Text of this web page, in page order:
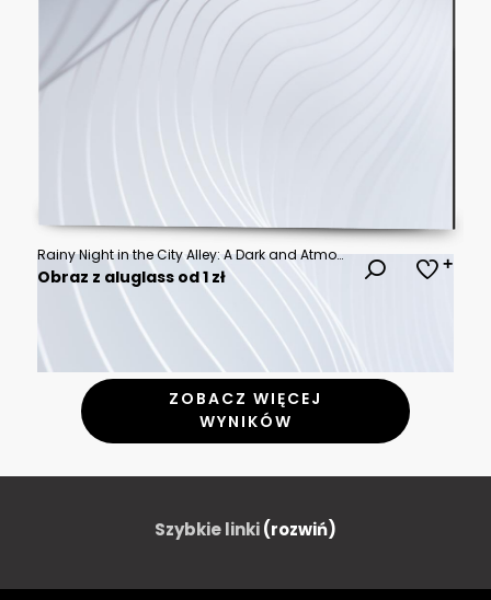
Rainy Night in the City Alley: A Dark and Atmospheric Scene
Obraz z aluglass od 1 zł
ZOBACZ WIĘCEJ
WYNIKÓW
Szybkie linki(rozwiń)